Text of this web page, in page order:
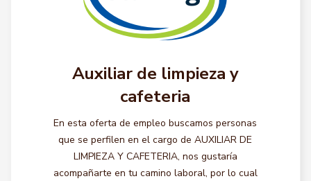
Auxiliar de limpieza y
cafeteria
En esta oferta de empleo buscamos personas
que se perfilen en el cargo de AUXILIAR DE
LIMPIEZA Y CAFETERIA, nos gustaría
acompañarte en tu camino laboral, por lo cual